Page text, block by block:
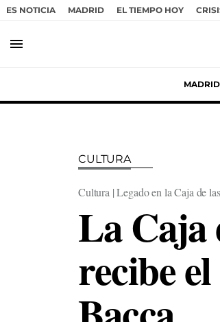
ES NOTICIA MADRID EL TIEMPO HOY
menu
MADRID
CULTURA
Cultura | Legado en la Caja de
La Caja
recibe